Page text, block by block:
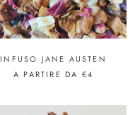
INFUSO JANE AUSTEN
A PARTIRE DA €4